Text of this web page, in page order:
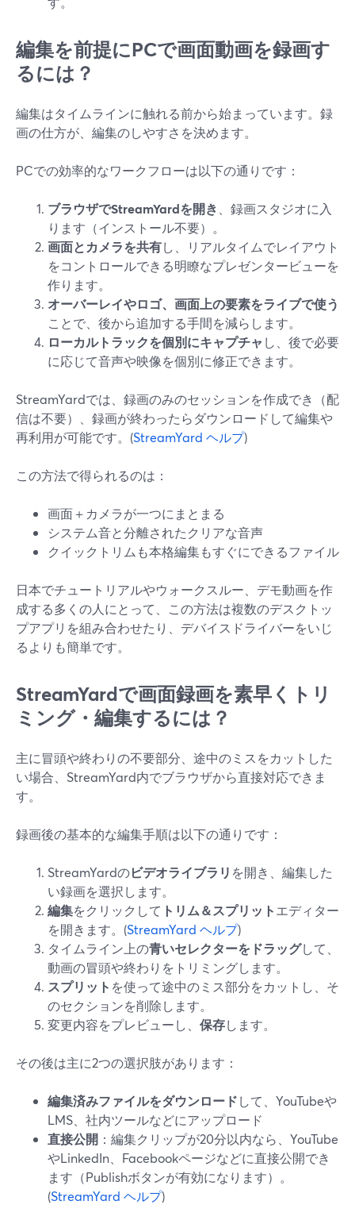
編集を前提にPCで画面動画を録画す
るには？
編集はタイムラインに触れる前から始まっています。録
画の仕方が、編集のしやすさを決めます。
PCでの効率的なワークフローは以下の通りです：
ブラウザでStreamYardを開き 、録画スタジオに入
ります（インストール不要）。
画面とカメラを共有し、リアルタイムでレイアウト
をコントロールできる明瞭なプレゼンタービューを
作ります。
オーバーレイやロゴ、画面上の要素をライブで使う
ことで、後から追加する手間を減らします。
ローカルトラックを個別にキャプチャ し、後で必要
に応じて音声や映像を個別に修正できます。
StreamYardでは、録画のみのセッションを作成でき（配
信は不要）、録画が終わったらダウンロードして編集や
再利用が可能です。(StreamYard ヘルプ)
この方法で得られるのは：
画面＋カメラが一つにまとまる
システム音と分離されたクリアな音声
クイックトリムも本格編集もすぐにできるファイル
日本でチュートリアルやウォークスルー、デモ動画を作
成する多くの人にとって、この方法は複数のデスクトッ
プアプリを組み合わせたり、デバイスドライバーをいじ
るよりも簡単です。
StreamYardで画面録画を素早くトリ
ミング・編集するには？
主に冒頭や終わりの不要部分、途中のミスをカットした
い場合、StreamYard内でブラウザから直接対応できま
す。
録画後の基本的な編集手順は以下の通りです：
StreamYardのビデオライブラリ を開き、編集した
い録画を選択します。
編集をクリックして トリム＆スプリットエディター
を開きます。(StreamYard ヘルプ)
タイムライン上の青いセレクターをドラッグして、
動画の冒頭や終わりをトリミングします。
スプリット を使って途中のミス部分をカットし、そ
のセクションを削除します。
変更内容をプレビューし、 保存します。
その後は主に2つの選択肢があります：
編集済みファイルをダウンロードして、YouTubeや
LMS、社内ツールなどにアップロード
直接公開 ：編集クリップが20分以内なら、YouTube
やLinkedIn、Facebookページなどに直接公開でき
ます（Publishボタンが有効になります）。
(StreamYard ヘルプ)